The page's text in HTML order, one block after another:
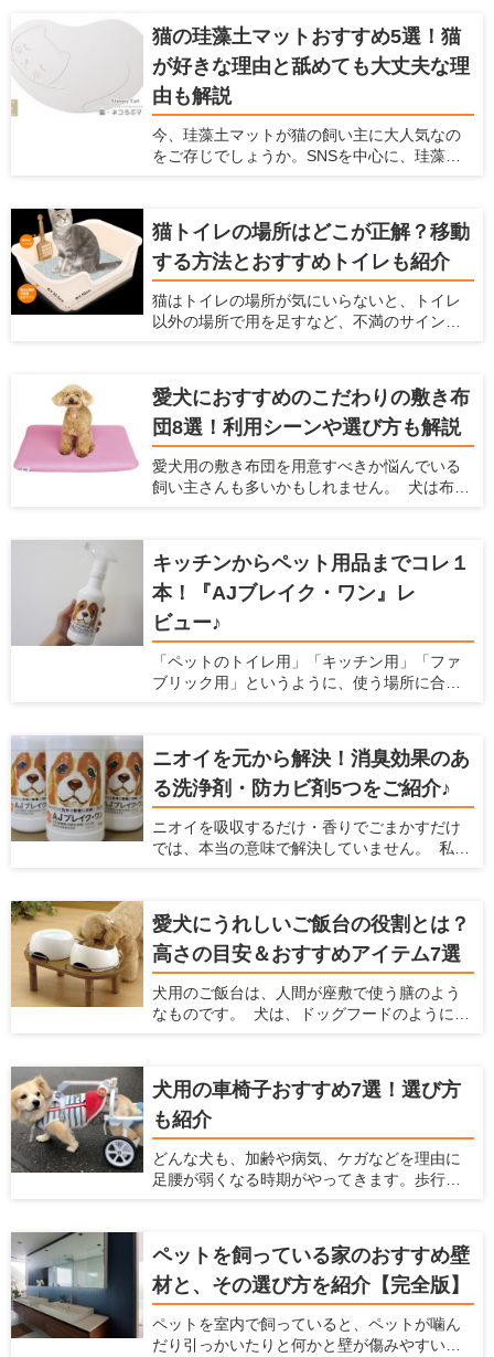
も、玩具は愛犬、飼い主のどちらにとっても
様々なメリットがあります。 ここでは、犬と
の生活の情報を紹介している「愛犬家住宅」
が、犬と楽しむための玩具の種類やメリッ
ト、おすすめ商品を紹介しようと思います。
犬用の玩具にどんなものがあるか知りたい方
や、愛犬にどんな玩具を買ってあげるか迷っ
ている方は、ぜひ参考にしてください！
猫の珪藻土マットおすすめ5選！猫
が好きな理由と舐めても大丈夫な理
由も解説
今、珪藻土マットが猫の飼い主に大人気なの
をご存じでしょうか。SNSを中心に、珪藻土
上がっています。 珪藻土マットは猫にとって
快適に過ごせる場所で、一日中珪藻土マット
の上で過ごす猫もいるようです。 珪藻土マッ
トとは、吸水性や速乾性に優れた人気アイテ
ム。脱衣所のマットを猫が占拠してしまうと
飼い主が使えないため、猫用にも珪藻土マッ
するとともに、舐めても大丈夫な理由とおす
すめアイテムを紹介します。
猫トイレの場所はどこが正解？移動
する方法とおすすめトイレも紹介
猫はトイレの場所が気にいらないと、トイレ
以外の場所で用を足すなど、不満のサインを
もなってしまいます。 愛猫にとって最適では
ない場所にトイレを設置しているなら、早め
に置き場所を見直した方が良いかもしれませ
ん。 この記事では、トイレに不満がある愛猫
のサインや、適切なトイレの場所、便利な猫
トイレアイテムを紹介します。
愛犬におすすめのこだわりの敷き布
団8選！利用シーンや選び方も解説
愛犬用の敷き布団を用意すべきか悩んでいる
飼い主さんも多いかもしれません。 犬は布団
緒に寝たがる子もいます。 この記事では、犬
が布団を好む理由を説明するとともに、おす
すめの敷布団8つとその選び方について解説し
ます。
キッチンからペット用品までコレ１
本！『AJブレイク・ワン』レ
ビュー♪
「ペットのトイレ用」「キッチン用」「ファ
ブリック用」というように、使う場所に合わ
でキッチンからペット用品まで幅広く使え
る」というオールマイティーな洗浄剤がある
んです♪しかも、洗浄だけでなく除菌消臭効果
もあって更に安全性が高いという優れもの！
今回は洗浄剤『AJブレイク・ワン』を、わた
くし勝部が実際に使ってのレポートと共にご
ニオイを元から解決！消臭効果のあ
る洗浄剤・防カビ剤5つをご紹介♪
ニオイを吸収するだけ・香りでごまかすだけ
では、本当の意味で解決していません。 私た
ね。 なにより、ニオイが発生しているという
ことはウイルスや雑菌が繁殖していて不衛生
になっている恐れがあるのです。 除菌効果や
菌の繁殖を抑制する効果がある洗浄剤で掃除
をすれば、原因からニオイを解消できます。
今回は、「ニオイを元から解決する」効果の
性やコストパフォーマンスに期待大です！
愛犬にうれしいご飯台の役割とは？
高さの目安＆おすすめアイテム7選
犬用のご飯台は、人間が座敷で使う膳のよう
なものです。 犬は、ドッグフードのように簡
のフードを吐き出したり、むせたりしてしま
います。 そのようなときは、犬にとって食べ
やすい姿勢が保てるご飯台を検討してみま
しょう。老犬や気管の弱い犬のサポートにも
役立ちます。 この記事では、ご飯台を使うメ
リットと選び方、おすすめのアイテムを7つ紹
犬用の車椅子おすすめ7選！選び方
も紹介
どんな犬も、加齢や病気、ケガなどを理由に
足腰が弱くなる時期がやってきます。歩行が
さんにとって、少しの距離でも一緒に歩ける
時間は貴重です。たとえ体が不自由であって
も、犬用車椅子があれば愛犬の意思で行きた
い場所に移動できます。 寝たきりを予防する
ために、体力づくりの一環として犬用車椅子
を利用するのも一つの方法です。この記事で
ペットを飼っている家のおすすめ壁
材と、その選び方を紹介【完全版】
ペットを室内で飼っていると、ペットが噛ん
だり引っかいたりと何かと壁が傷みやすいで